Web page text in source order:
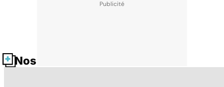
Nos fiches santé